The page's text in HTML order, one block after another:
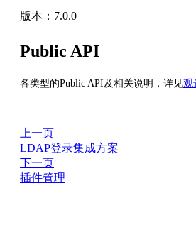
版本：7.0.0
Public API
各类型的Public API及相关说明，详见观
上一页
LDAP登录集成方案
下一页
插件管理